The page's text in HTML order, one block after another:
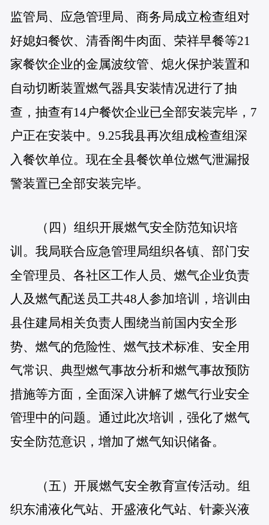
监管局、应急管理局、商务局成立检查组对
好媳妇餐饮、清香阁牛肉面、荣祥早餐等21
家餐饮企业的金属波纹管、熄火保护装置和
自动切断装置燃气器具安装情况进行了抽
查，抽查有14户餐饮企业已全部安装完毕，7
户正在安装中。9.25我县再次组成检查组深
入餐饮单位。现在全县餐饮单位燃气泄漏报
警装置已全部安装完毕。
（四）组织开展燃气安全防范知识培
训。我局联合应急管理局组织各镇、部门安
全管理员、各社区工作人员、燃气企业负责
人及燃气配送员工共48人参加培训，培训由
县住建局相关负责人围绕当前国内安全形
势、燃气的危险性、燃气技术标准、安全用
气常识、典型燃气事故分析和燃气事故预防
措施等方面，全面深入讲解了燃气行业安全
管理中的问题。通过此次培训，强化了燃气
安全防范意识，增加了燃气知识储备。
（五）开展燃气安全教育宣传活动。组
织东浦液化气站、开盛液化气站、针豪兴液